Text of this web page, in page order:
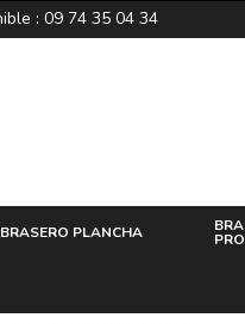
: 09 74 35 04 34
BRASERO PLANCHA